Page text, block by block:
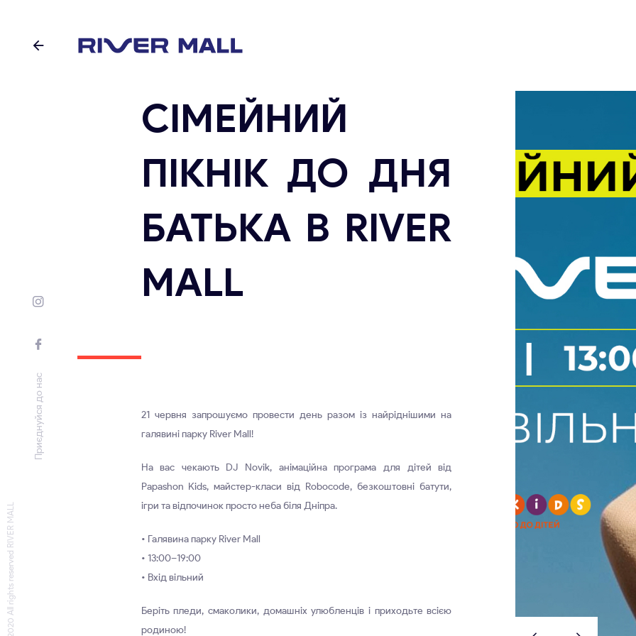
Приєднуйся до нас
© 2020 All rights reserved RIVER MALL
СІМЕЙНИЙ
ПІКНІК ДО ДНЯ
БАТЬКА В RIVER
MALL
21 червня запрошуємо провести день разом із найріднішими на
галявині парку River Mall!
На вас чекають DJ Novik, анімаційна програма для дітей від
Papashon Kids, майстер-класи від Robocode, безкоштовні батути,
ігри та відпочинок просто неба біля Дніпра.
• Галявина парку River Mall
• 13:00–19:00
• Вхід вільний
Беріть пледи, смаколики, домашніх улюбленців і приходьте всією
родиною!